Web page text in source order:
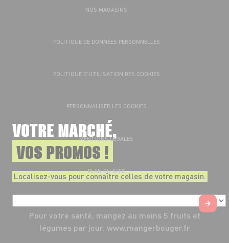
VOTRE MARCHÉ,
VOS PROMOS !
Localisez-vous pour connaître celles de votre magasin.
NOS MAGASINS
POLITIQUE DE DONNÉES PERSONNELLES
POLITIQUE D’UTILISATION DES COOKIES
PERSONNALISER LES COOKIES
MENTIONS LÉGALES
PLAN DU SITE
Pour votre santé, mangez au moins 5 fruits et
légumes par jour. www.mangerbouger.fr